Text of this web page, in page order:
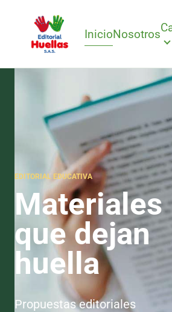
InicioNosotros
EDITORIAL EDUCATIVA
Materiales
que dejan
huella
Propuestas editoriales